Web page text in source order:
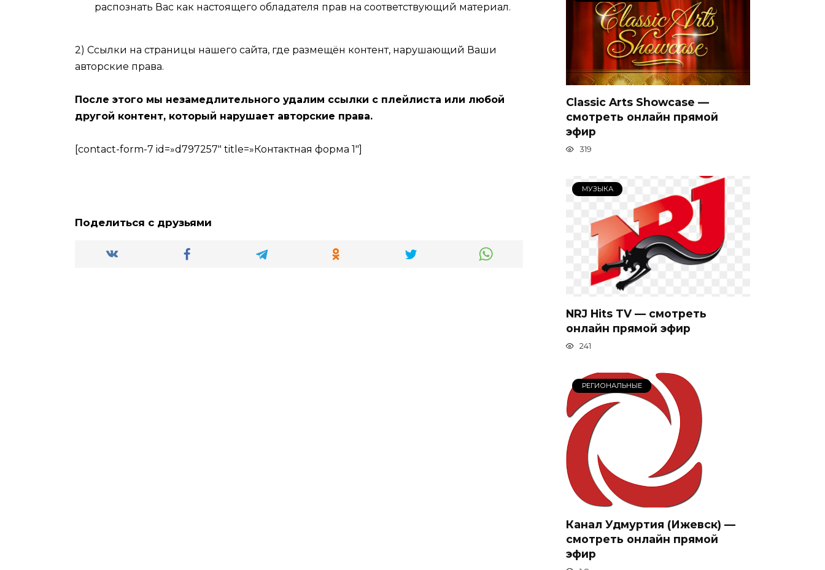
распознать Вас как настоящего обладателя прав на соответствующий материал.
2) Ссылки на страницы нашего сайта, где размещён контент, нарушающий Ваши
авторские права.
После этого мы незамедлительного удалим ссылки с плейлиста или любой
другой контент, который нарушает авторские права.
[contact-form-7 id=»d797257″ title=»Контактная форма 1″]
Поделиться с друзьями
Classic Arts Showcase —
смотреть онлайн прямой
эфир
319
МУЗЫКА
NRJ Hits TV — смотреть
онлайн прямой эфир
241
РЕГИОНАЛЬНЫЕ
Канал Удмуртия (Ижевск) —
смотреть онлайн прямой
эфир